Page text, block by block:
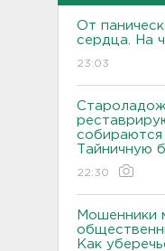
От
сердца. На
23:03
собираются
Тайничную
22:30
Мошенники
Как